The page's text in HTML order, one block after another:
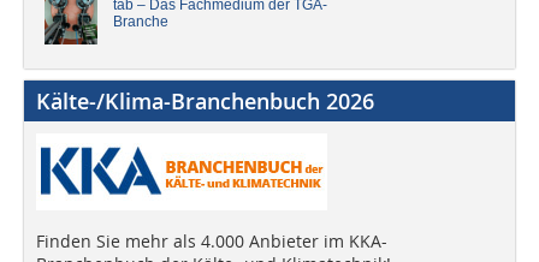
tab – Das Fachmedium der TGA-
Branche
Kälte-/Klima-Branchenbuch 2026
Finden Sie mehr als 4.000 Anbieter im KKA-